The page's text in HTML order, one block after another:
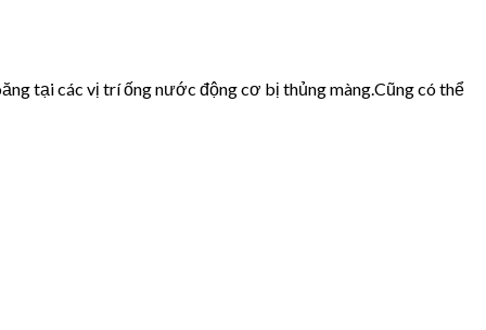
tại các vị trí ống nước động cơ bị thủng màng.Cũng có thể